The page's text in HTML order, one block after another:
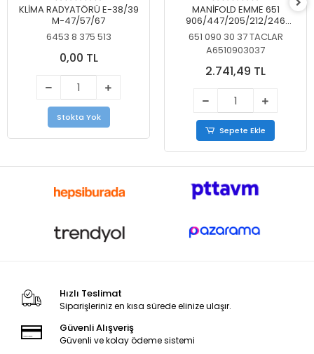
KLİMA RADYATÖRÜ E-38/39
M-47/57/67
6453 8 375 513
0,00 TL
Stokta Yok
MANİFOLD EMME 651
906/447/205/212/246
KELEBEKSİZ
651 090 30 37 TACLAR
A6510903037
2.741,49 TL
Sepete Ekle
Hızlı Teslimat
Siparişleriniz en kısa sürede elinize ulaşır.
Güvenli Alışveriş
Güvenli ve kolay ödeme sistemi